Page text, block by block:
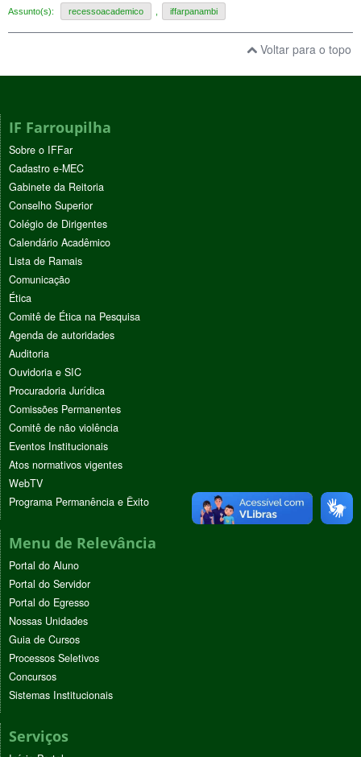
Assunto(s): recessoacademico iffarpanambi
Voltar para o topo
IF Farroupilha
Sobre o IFFar
Cadastro e-MEC
Gabinete da Reitoria
Conselho Superior
Colégio de Dirigentes
Calendário Acadêmico
Lista de Ramais
Comunicação
Ética
Comitê de Ética na Pesquisa
Agenda de autoridades
Auditoria
Ouvidoria e SIC
Procuradoria Jurídica
Comissões Permanentes
Comitê de não violência
Eventos Institucionais
Atos normativos vigentes
WebTV
Programa Permanência e Êxito
Menu de Relevância
Portal do Aluno
Portal do Servidor
Portal do Egresso
Nossas Unidades
Guia de Cursos
Processos Seletivos
Concursos
Sistemas Institucionais
Serviços